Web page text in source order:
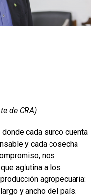
de CRA)
cada surco cuenta
y cada cosecha
nos
aglutina a los
agropecuaria:
y ancho del país.